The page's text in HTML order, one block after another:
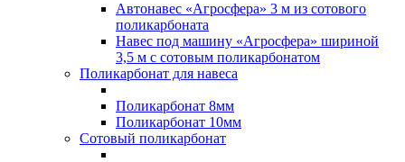
Автонавес «Агросфера» 3 м из сотового
поликарбоната
Навес под машину «Агросфера» шириной
3,5 м с сотовым поликарбонатом
Поликарбонат для навеса
Поликарбонат 8мм
Поликарбонат 10мм
Сотовый поликарбонат